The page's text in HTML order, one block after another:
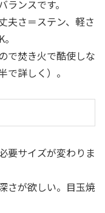
ンスです。
夫さ＝ステン、軽さ
で焚き火で酷使しな
で詳しく）。
要サイズが変わりま
さが欲しい。目玉焼